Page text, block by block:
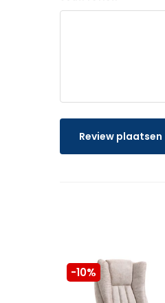
Review plaatsen
-10%